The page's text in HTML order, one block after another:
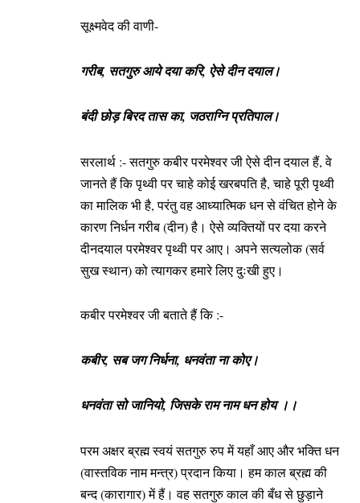
सूक्ष्मवेद की वाणी-
गरीब, सतगुरु आये दया करि, ऐसे दीन दयाल।
बंदी छोड़ बिरद तास का, जठराग्नि प्रतिपाल।
सरलार्थ :- सतगुरु कबीर परमेश्वर जी ऐसे दीन दयाल हैं, वे
जानते हैं कि पृथ्वी पर चाहे कोई खरबपति है, चाहे पूरी पृथ्वी
का मालिक भी है, परंतु वह आध्यात्मिक धन से वंचित होने के
कारण निर्धन गरीब (दीन) है। ऐसे व्यक्तियों पर दया करने
दीनदयाल परमेश्वर पृथ्वी पर आए। अपने सत्यलोक (सर्व
सुख स्थान) को त्यागकर हमारे लिए दुःखी हुए।
कबीर परमेश्वर जी बताते हैं कि :-
कबीर, सब जग निर्धना, धनवंता ना कोए।
धनवंता सो जानियो, जिसके राम नाम धन होय ।।
परम अक्षर ब्रह्म स्वयं सतगुरु रुप में यहाँ आए और भक्ति धन
(वास्तविक नाम मन्त्र) प्रदान किया। हम काल ब्रह्म की
बन्द (कारागार) में हैं। वह सतगुरु काल की बँध से छुड़ाने